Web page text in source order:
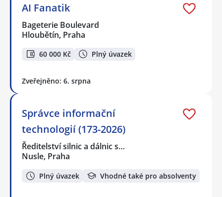
AI Fanatik
Bageterie Boulevard
Hloubětín, Praha
60 000 Kč Plný úvazek
Zveřejněno: 6. srpna
Správce informační
technologií (173-2026)
Ředitelství silnic a dálnic s…
Nusle, Praha
Plný úvazek Vhodné také pro absolventy